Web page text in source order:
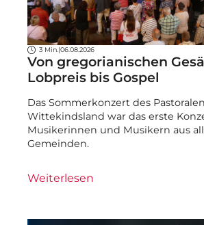
3 Min.|06.08.2026
Von gregorianischen
Lobpreis bis Gospel
Das Sommerkonzert des
Wittekindsland war das erste
Musikerinnen und Musikern aus
Gemeinden.
Weiterlesen